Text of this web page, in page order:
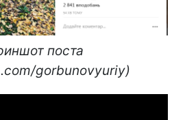
поста
gorbunovyuriy)